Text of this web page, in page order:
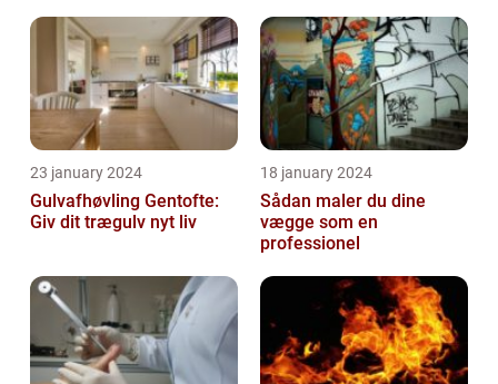
23 january 2024
Gulvafhøvling Gentofte:
Giv dit trægulv nyt liv
18 january 2024
Sådan maler du dine
vægge som en
professionel